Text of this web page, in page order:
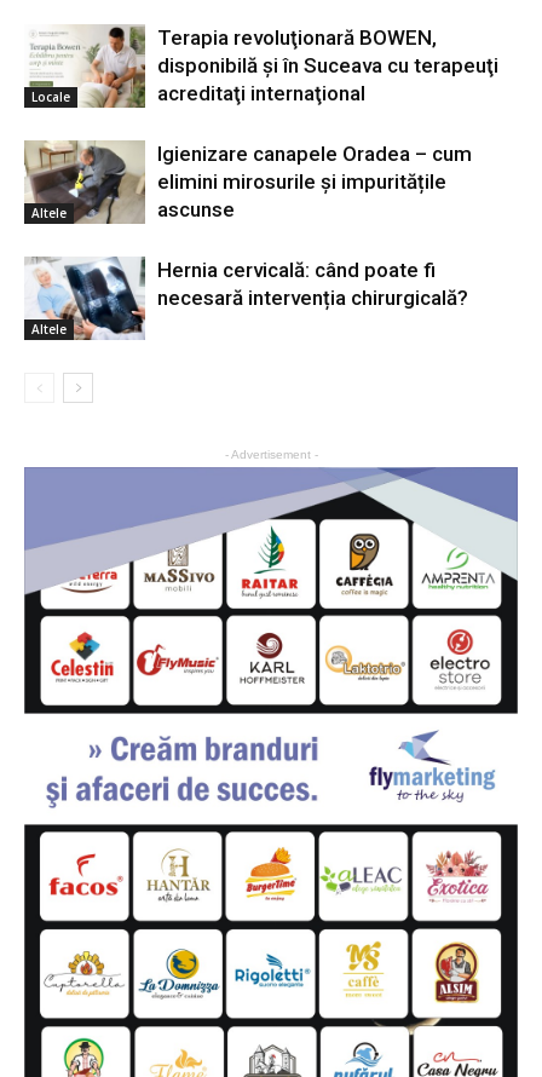
Locale
Terapia revoluţionară BOWEN,
disponibilă şi în Suceava cu terapeuţi
acreditaţi internaţional
Altele
Igienizare canapele Oradea – cum
elimini mirosurile și impuritățile
ascunse
Altele
Hernia cervicală: când poate fi
necesară intervenția chirurgicală?
- Advertisement -